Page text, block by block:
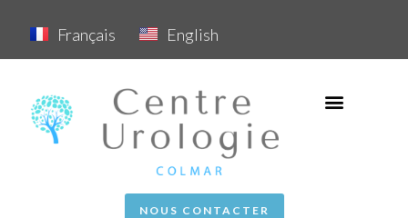
Français English
NOUS CONTACTER